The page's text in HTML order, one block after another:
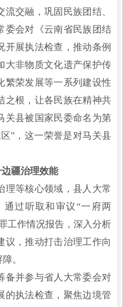
交融，巩固民族团结、
委会对《云南省民族团结
开展执法检查，推动条例
大非物质文化遗产保护传
繁荣发展等一系列建设性
之根，让各民族在精神共
关县被国家民委命名为第
”，这一荣誉是对马关县
疆治理效能
等核心领域，县人大常
过听取和审议“一府两
工作情况报告，深入分析
议，推动打击治理工作向
。
并参与省人大常委会对
的执法检查，聚焦边境管